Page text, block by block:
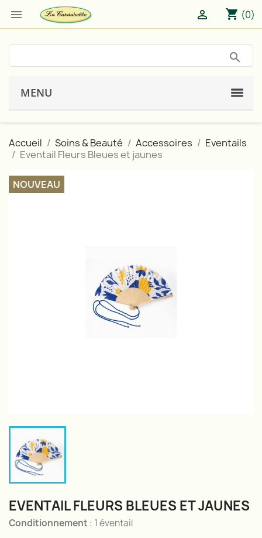
 shopping_cart (0)

MENU
Accueil Soins & Beauté Accessoires
Eventails
Eventail Fleurs Bleues et jaunes
NOUVEAU
EVENTAIL FLEURS BLEUES ET JAUNES
Conditionnement : 1 éventail